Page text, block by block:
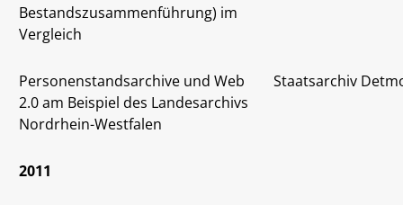
Bestandszusammenführung) im
Vergleich
Personenstandsarchive und Web
2.0 am Beispiel des Landesarchivs
Nordrhein-Westfalen
Staatsarchiv
2011